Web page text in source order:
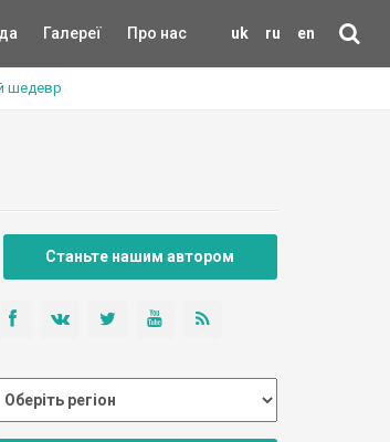
uk ru en
Галереї Про нас
шедевр
Станьте нашим автором